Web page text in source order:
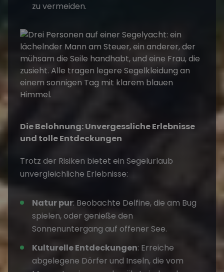
zu vermeiden.
Die Belohnung: Unvergessliche Erlebnisse
und tolle Entdeckungen
Trotz der Risiken bietet ein Segelurlaub
unvergleichliche Erlebnisse:
Natur pur: Beobachte Delfine, die am Bug
spielen, oder genieße den
Sonnenuntergang auf offener See.
Kulturelle Entdeckungen: Erreiche
abgelegene Dörfer und Inseln, die vom